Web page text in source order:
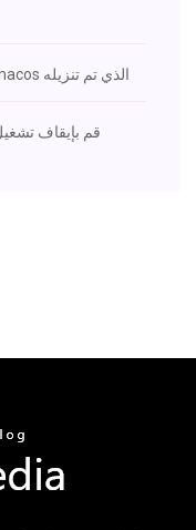
قم بتثبيت النوافذ من نظام التشغيل iso macos الذي تم تنزيله
قم بإيقاف